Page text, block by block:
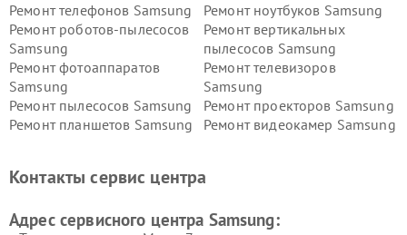
Ремонт телефонов Samsung
Ремонт ноутбуков Samsung
Ремонт роботов-пылесосов
Samsung
Ремонт вертикальных
пылесосов Samsung
Ремонт фотоаппаратов
Samsung
Ремонт телевизоров
Samsung
Ремонт пылесосов Samsung
Ремонт проекторов Samsung
Ремонт планшетов Samsung
Ремонт видеокамер Samsung
Контакты сервис центра
Адрес сервисного центра Samsung: